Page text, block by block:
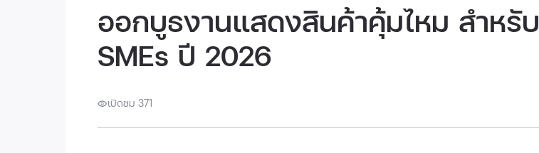
ออกบูธงานแสดงสินค้าคุ้มไหม สำหรับ
SMEs ปี 2026
เปิดชม 371